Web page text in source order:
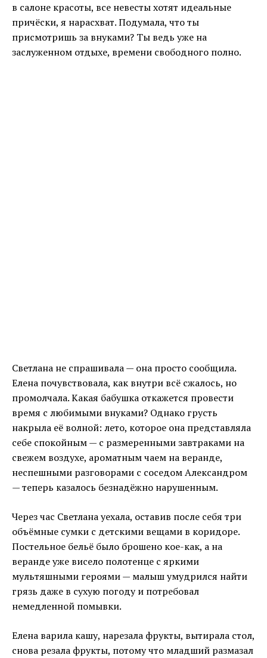
в салоне красоты, все невесты хотят идеальные
причёски, я нарасхват. Подумала, что ты
присмотришь за внуками? Ты ведь уже на
заслуженном отдыхе, времени свободного полно.
Светлана не спрашивала — она просто сообщила.
Елена почувствовала, как внутри всё сжалось, но
промолчала. Какая бабушка откажется провести
время с любимыми внуками? Однако грусть
накрыла её волной: лето, которое она представляла
себе спокойным — с размеренными завтраками на
свежем воздухе, ароматным чаем на веранде,
неспешными разговорами с соседом Александром
— теперь казалось безнадёжно нарушенным.
Через час Светлана уехала, оставив после себя три
объёмные сумки с детскими вещами в коридоре.
Постельное бельё было брошено кое-как, а на
веранде уже висело полотенце с яркими
мультяшными героями — малыш умудрился найти
грязь даже в сухую погоду и потребовал
немедленной помывки.
Елена варила кашу, нарезала фрукты, вытирала стол,
снова резала фрукты, потому что младший размазал